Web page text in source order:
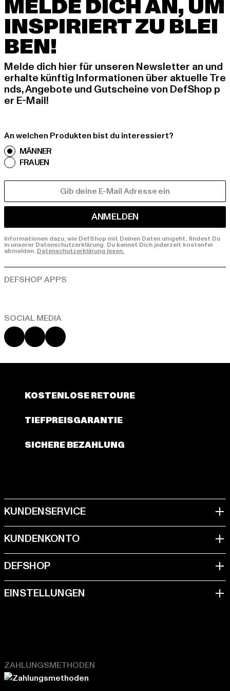
MELDE DICH AN, UM
INSPIRIERT ZU BLEI
BEN!
Melde dich hier für unseren Newsletter an und
erhalte künftig Informationen über aktuelle Tre
nds, Angebote und Gutscheine von DefShop p
er E-Mail!
An welchen Produkten bist du interessiert?
MÄNNER
FRAUEN
ANMELDEN
Informationen dazu, wie DefShop mit Deinen Daten umgeht, findest Du
in unserer Datenschutzerklärung. Du kannst Dich jederzeit kostenfei
abmelden. Datenschutzerklärung lesen.
Instagram
FacebookYouTube
KOSTENLOSE RETOURE
TIEFPREISGARANTIE
SICHERE BEZAHLUNG
ZAHLUNGSMETHODEN